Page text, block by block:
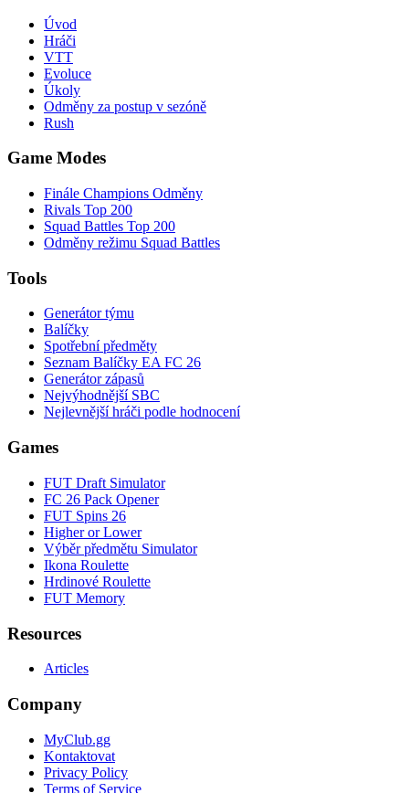
Úvod
Hráči
VTT
Evoluce
Úkoly
Odměny za postup v sezóně
Rush
Game Modes
Finále Champions Odměny
Rivals Top 200
Squad Battles Top 200
Odměny režimu Squad Battles
Tools
Generátor týmu
Balíčky
Spotřební předměty
Seznam Balíčky EA FC 26
Generátor zápasů
Nejvýhodnější SBC
Nejlevnější hráči podle hodnocení
Games
FUT Draft Simulator
FC 26 Pack Opener
FUT Spins 26
Higher or Lower
Výběr předmětu Simulator
Ikona Roulette
Hrdinové Roulette
FUT Memory
Resources
Articles
Company
MyClub.gg
Kontaktovat
Privacy Policy
Terms of Service